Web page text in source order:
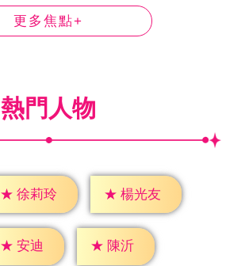
更多焦點+
熱門人物
★ 徐莉玲 ★ 楊光友
★ 安迪 ★ 陳沂